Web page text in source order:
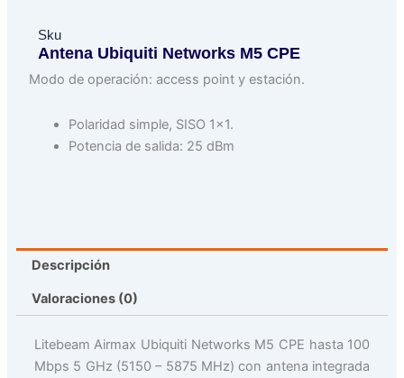
Sku
Antena Ubiquiti Networks M5 CPE
Modo de operación: access point y estación.
Polaridad simple, SISO 1×1.
Potencia de salida: 25 dBm
Descripción
Valoraciones (0)
Litebeam Airmax Ubiquiti Networks M5 CPE hasta 100
Mbps 5 GHz (5150 – 5875 MHz) con antena integrada